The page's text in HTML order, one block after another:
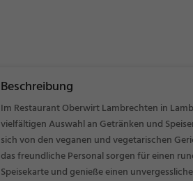
Beschreibung
Im Restaurant Oberwirt Lambrechten in
vielfältigen Auswahl an Getränken und
sich von den veganen und vegetarischen
das freundliche Personal sorgen für einen
Speisekarte und genieße einen